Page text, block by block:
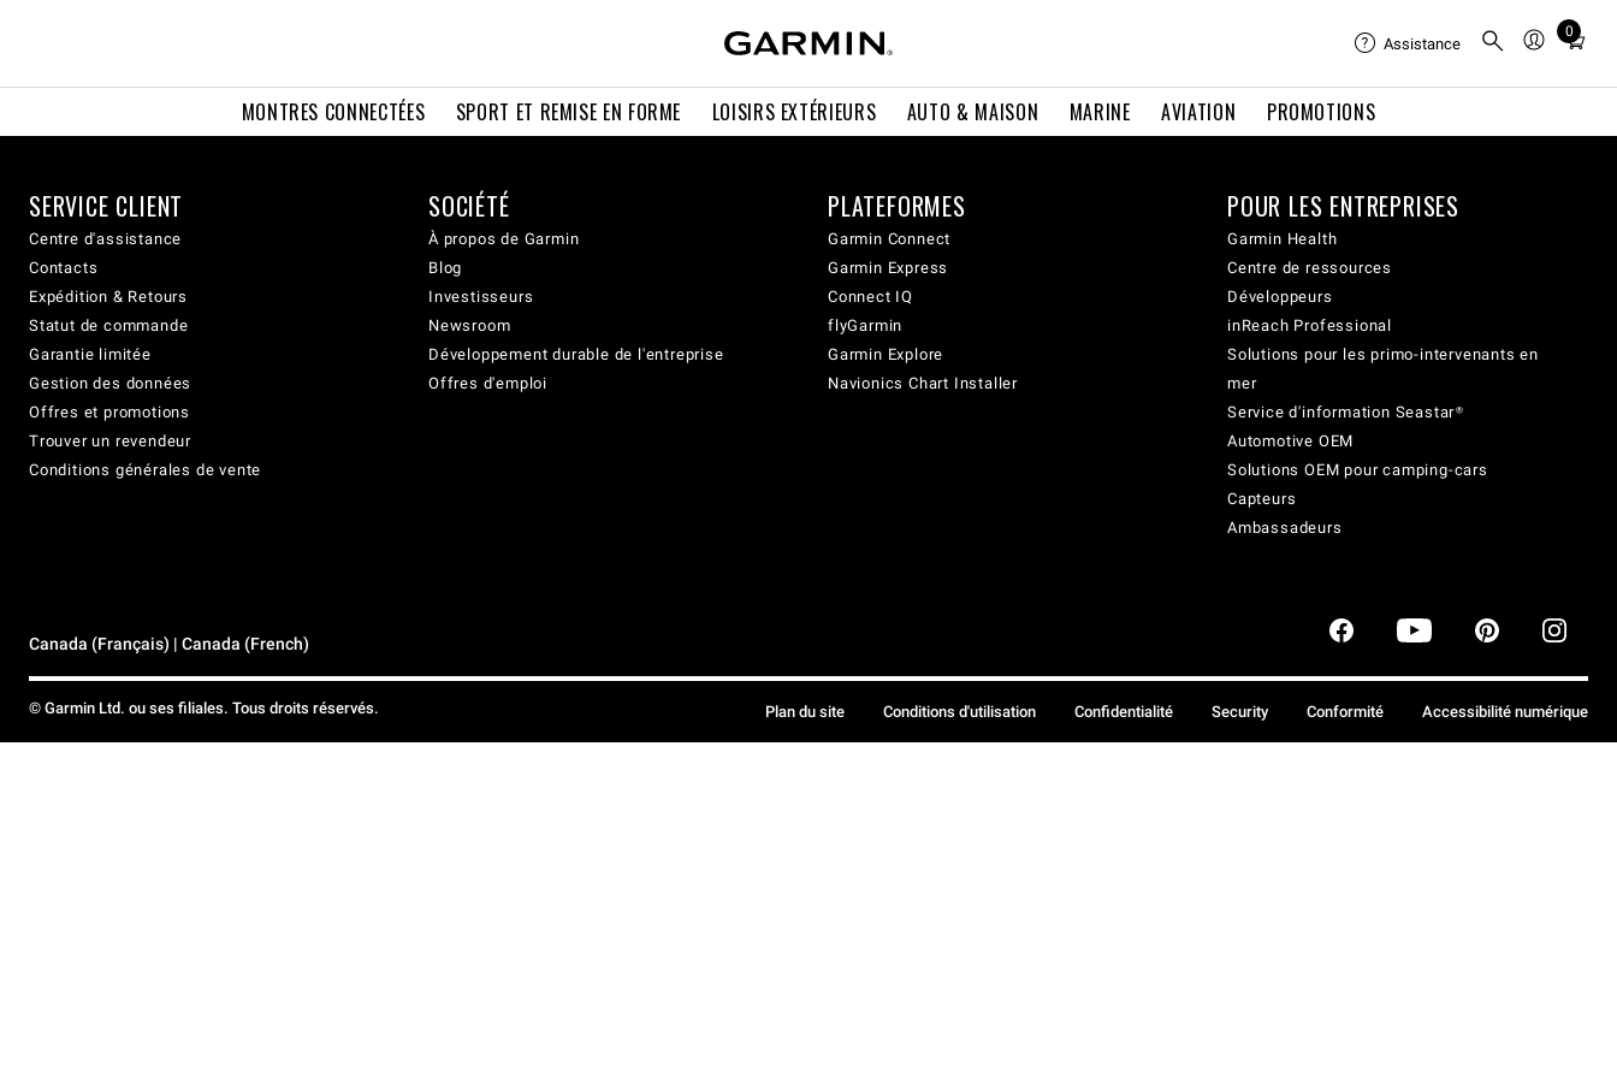
MONTRES CONNECTÉES SPORT ET REMISE EN FORME LOISIRS EXTÉRIEURS AUTO & MAISON MARINE AVIATION PROMOTIONS
Assistance
0
Total
cart:
SERVICE CLIENT
Centre d'assistance
Contacts
Expédition & Retours
Statut de commande
Garantie limitée
Gestion des données
Offres et promotions
Trouver un revendeur
Conditions générales de vente
SOCIÉTÉ
À propos de Garmin
Blog
Investisseurs
Newsroom
Développement durable de l'entreprise
Offres d'emploi
PLATEFORMES
Garmin Connect
Garmin Express
Connect IQ
flyGarmin
Garmin Explore
Navionics Chart Installer
POUR LES ENTREPRISES
Garmin Health
Centre de ressources
Développeurs
inReach Professional
Solutions pour les primo-intervenants en
mer
Service d'information Seastar®
Automotive OEM
Solutions OEM pour camping-cars
Capteurs
Ambassadeurs
Canada (Français) | Canada (French)
© Garmin Ltd. ou ses filiales. Tous droits réservés. Plan du site Conditions d'utilisation Confidentialité Security Conformité Accessibilité numérique